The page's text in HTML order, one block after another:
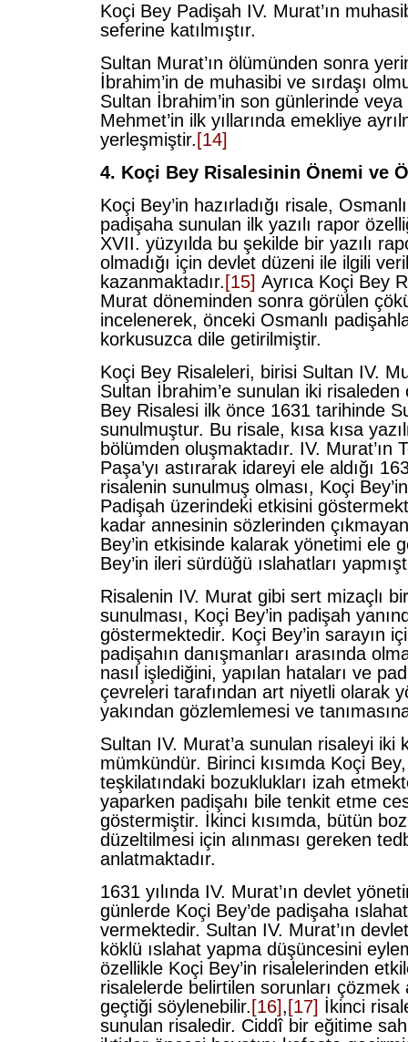
Koçi Bey Padişah IV. Murat’ın
seferine katılmıştır.
Sultan Murat’ın ölümünden sonra
İbrahim’in de muhasibi ve sırdaşı
Sultan İbrahim’in son günlerinde
Mehmet’in ilk yıllarında emekliye
yerleşmiştir. [14]
4. Koçi Bey Risalesinin Önemi ve
Koçi Bey’in hazırladığı risale,
padişaha sunulan ilk yazılı rapor
XVII. yüzyılda bu şekilde bir yazılı
olmadığı için devlet düzeni ile ilgili
kazanmaktadır. [15] Ayrıca Koçi Bey
Murat döneminden sonra görülen
incelenerek, önceki Osmanlı
korkusuzca dile getirilmiştir.
Koçi Bey Risaleleri, birisi Sultan IV.
Sultan İbrahim’e sunulan iki risaleden
Bey Risalesi ilk önce 1631 tarihinde
sunulmuştur. Bu risale, kısa kısa
bölümden oluşmaktadır. IV. Murat’ın
Paşa’yı astırarak idareyi ele aldığı
risalenin sunulmuş olması, Koçi
Padişah üzerindeki etkisini
kadar annesinin sözlerinden
Bey’in etkisinde kalarak yönetimi ele
Bey’in ileri sürdüğü ıslahatları
Risalenin IV. Murat gibi sert mizaçlı
sunulması, Koçi Bey’in padişah
göstermektedir. Koçi Bey’in sarayın
padişahın danışmanları arasında
nasıl işlediğini, yapılan hataları ve
çevreleri tarafından art niyetli olarak
yakından gözlemlemesi ve
Sultan IV. Murat’a sunulan risaleyi iki
mümkündür. Birinci kısımda Koçi
teşkilatındaki bozuklukları izah
yaparken padişahı bile tenkit etme
göstermiştir. İkinci kısımda, bütün
düzeltilmesi için alınması gereken
anlatmaktadır.
1631 yılında IV. Murat’ın devlet
günlerde Koçi Bey’de padişaha
vermektedir. Sultan IV. Murat’ın
köklü ıslahat yapma düşüncesini
özellikle Koçi Bey’in risalelerinden
risalelerde belirtilen sorunları çözmek
geçtiği söylenebilir. [16], [17] İkinci
sunulan risaledir. Ciddî bir eğitime